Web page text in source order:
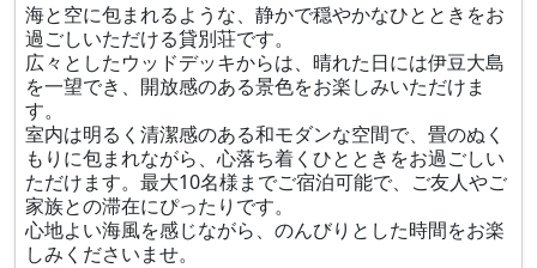
海と空に包まれるような、静かで穏やかなひとときをお
過ごしいただける貸別荘です。
広々としたウッドデッキからは、晴れた日には伊豆大島
を一望でき、開放感のある景色をお楽しみいただけま
す。
室内は明るく清潔感のある和モダンな空間で、畳のぬく
もりに包まれながら、心落ち着くひとときをお過ごしい
ただけます。最大10名様までご宿泊可能で、ご友人やご
家族との滞在にぴったりです。
心地よい海風を感じながら、のんびりとした時間をお楽
しみくださいませ。